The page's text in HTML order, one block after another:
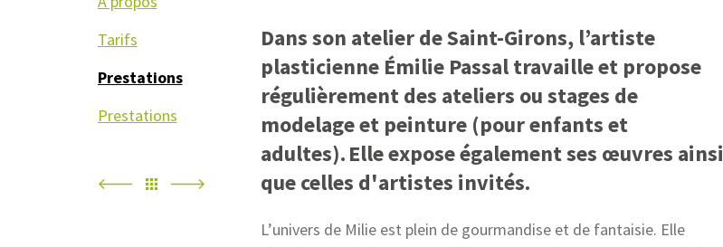
Tarifs
Prestations
Prestations
Dans son atelier de Saint-Girons, l’artiste
plasticienne Émilie Passal travaille et propose
régulièrement des ateliers ou stages de
modelage et peinture (pour enfants et
adultes). Elle expose également ses œuvres ainsi
que celles d'artistes invités.
L’univers de Milie est plein de gourmandise et de fantaisie. Elle